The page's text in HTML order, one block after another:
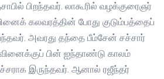
பிறந்தவர். லாகூரில் வழக்குரைஞர்
கலவரத்தின் போது குடும்பத்தைப்
வந்தவர். அவரது தந்தை பீம்சேன் சச்சார்
பின் ஐந்தாண்டு காலம்
இருந்தவர். ஆனால் ரஜீந்தர்